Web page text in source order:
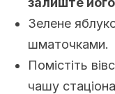
Зелене
шматочками.
Помістіть
чашу